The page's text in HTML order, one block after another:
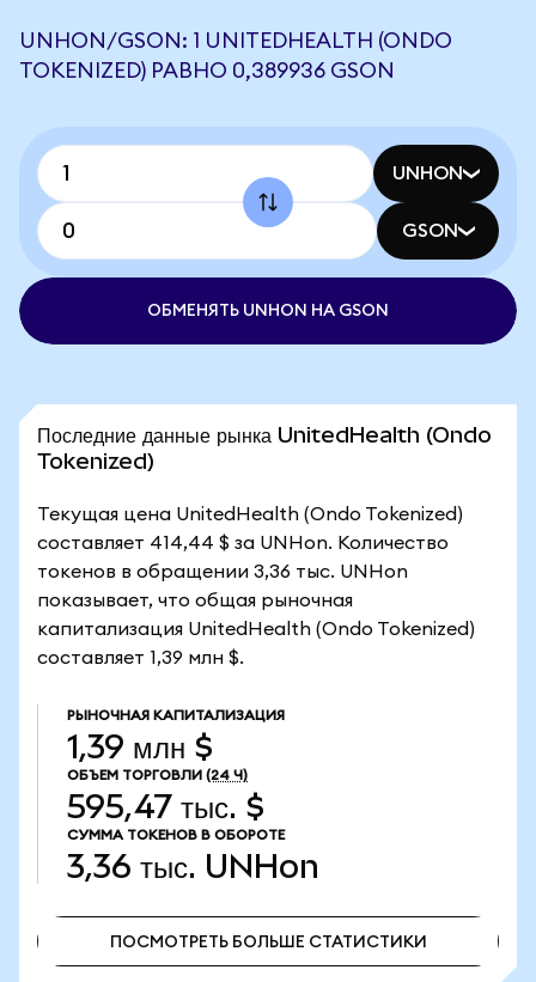
UNHON/GSON: 1 UNITEDHEALTH (ONDO
TOKENIZED) РАВНО 0,389936 GSON
UNHON
GSON
ОБМЕНЯТЬ UNHON НА GSON
Последние данные рынка UnitedHealth (Ondo
Tokenized)
Текущая цена UnitedHealth (Ondo Tokenized)
составляет 414,44 $ за UNHon. Количество
токенов в обращении 3,36 тыс. UNHon
показывает, что общая рыночная
капитализация UnitedHealth (Ondo Tokenized)
составляет 1,39 млн $.
РЫНОЧНАЯ КАПИТАЛИЗАЦИЯ
1,39 млн $
ОБЪЕМ ТОРГОВЛИ (24 Ч)
595,47 тыс. $
СУММА ТОКЕНОВ В ОБОРОТЕ
3,36 тыс. UNHon
ПОСМОТРЕТЬ БОЛЬШЕ СТАТИСТИКИ